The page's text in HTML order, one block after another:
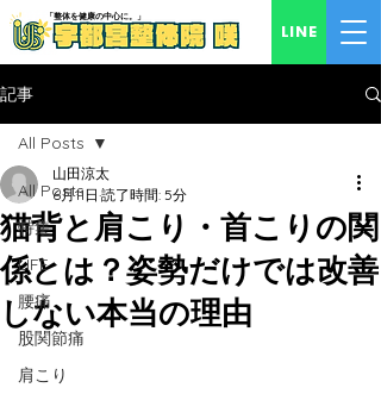
LINE
「​整体を健康の中心に。」
記事
All Posts
特集
LIFE
腰痛
股関節痛
肩こり
All Posts
猫背と肩こり・首こりの関
係とは？姿勢だけでは改善
しない本当の理由
山田涼太
6月11日 読了時間: 5分